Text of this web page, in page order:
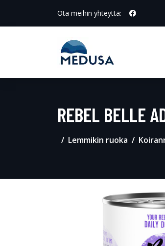
Ota meihin yhteyttä:
REBEL BELLE
Lemmikin ruoka